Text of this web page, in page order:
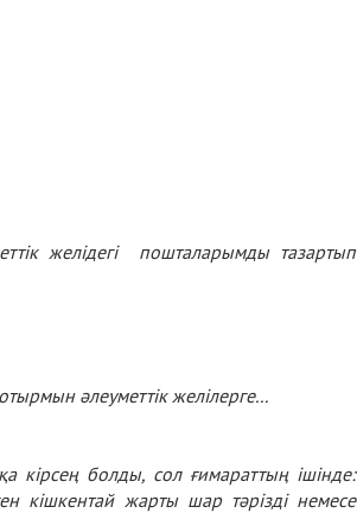
желідегі пошталарымды тазартып
әлеуметтік желілерге...
болды, сол ғимараттың ішінде:
кішкентай жарты шар тәрізді немесе